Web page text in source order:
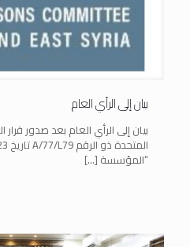
بيان إلى الرأي العام
بيان إلى الرأي العام بعد صدور
“المؤسسة […]